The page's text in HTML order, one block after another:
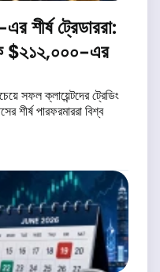
ট্রেডাররা:
$২১২,০০০-এর
সফল ক্লায়েন্টদের ট্রেডিং
শীর্ষ পারফরমাররা বিশ্ব